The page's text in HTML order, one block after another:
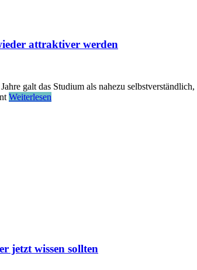
attraktiver werden
galt das Studium als nahezu
Weiterlesen
jetzt wissen sollten